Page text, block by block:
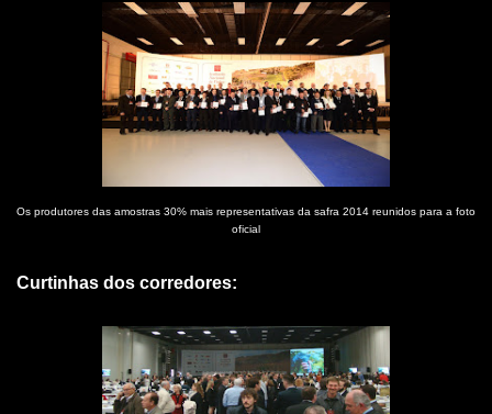
Os produtores das amostras 30% mais representativas da safra 2014 reunidos para a foto
oficial
Curtinhas dos corredores: